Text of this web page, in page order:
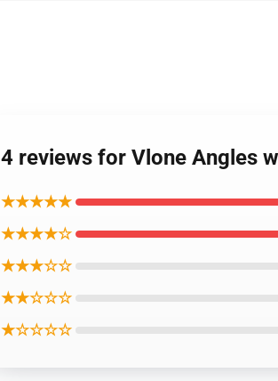
4 reviews for Vlone Angles
★★★★★
★★★★☆
★★★☆☆
★★☆☆☆
★☆☆☆☆